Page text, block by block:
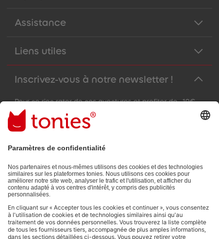
Assistance
Liens utiles
Inscrivez-vous à notre newsletter !
Pour ne rien rater de nos aventures et profiter de -10€
sur votre prochaine commande !
Adresse e-mail
grâce aux informations que vous nous avez fournies (par ex.
données de votre compte) et aux données d'utilisation partagées
à des fins publicitaires (par ex. temps d'écoute). Révocable à tout
moment, sans frais. Politique de Confidentialité .
Les moyens de paiement :